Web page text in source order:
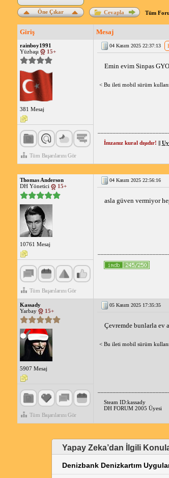
Öne Çıkar Cevapla Tüm
Giriş Mesaj
rainboy1991
Yüzbaşı
15+
381 Mesaj
Tüm Başarılarını Gör
04 Kasım 2025 22:37:13
Emin evim Sinpas
< Bu ileti mobil sürüm
İmzanız kural dışıdır! ||
Thomas Anderson
DH Yönetici
15+
10761 Mesaj
Tüm Başarılarını Gör
04 Kasım 2025 22:56:16
asla güven vermiyor
Kassady
Yarbay
15+
5907 Mesaj
Tüm Başarılarını Gör
05 Kasım 2025 17:35:35
Çevremde bunlarla ev
< Bu ileti mobil sürüm
Steam ID:kassady
DH FORUM 2005 Üyesi
Yapay Zeka’dan İlgili
Denizbank Denizkartım